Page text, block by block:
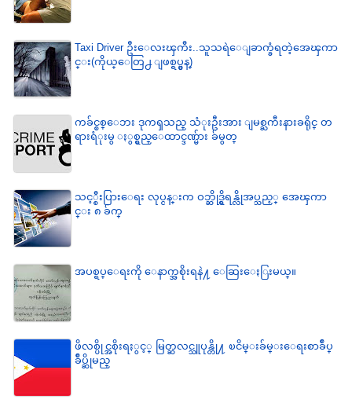
Taxi Driver ဦးေလးၾကီး..သူသရဲေျခာက္ခံရတဲ့အေၾကာ
င္း(ကိုယ္ေတြ႕ ျဖစ္ရပ္မွန္)
ကခ်င္စစ္ေဘး ဒုကၡသည္ သံုးဦးအား ျမစ္ႀကီးနားခရိုင္ တ
ရားရံုးမွ ႏွစ္ရွည္ေထာင္ဒဏ္မ်ား ခ်မွတ္
သင့္စီးပြားေရး လုပ္ငန္းက ဝဘ္ဆိုဒ္ရွိရန္လိုအပ္သည့္ အေၾကာ
င္း ၈ ခ်က္
အပစ္ရပ္ေရးကို ေနာက္အစိုးရနဲ႔ ေဆြးေႏြးမယ္။
ဖိလစ္ပိုင္အစိုးရႏွင့္ မြတ္ဆလင္သူပုန္တို႔ ၿငိမ္းခ်မ္းေရးစာခ်ဳပ္
ခ်ဳပ္ဆိုမည္